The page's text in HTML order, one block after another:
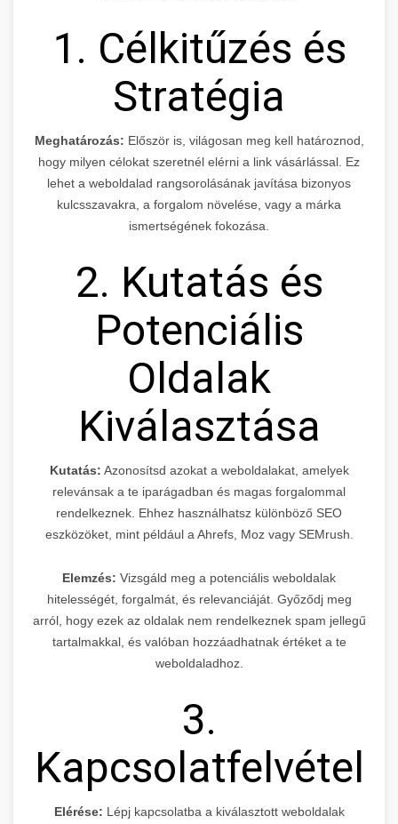
1. Célkitűzés és
Stratégia
Meghatározás: Először is, világosan meg kell határoznod,
hogy milyen célokat szeretnél elérni a link vásárlással. Ez
lehet a weboldalad rangsorolásának javítása bizonyos
kulcsszavakra, a forgalom növelése, vagy a márka
ismertségének fokozása.
2. Kutatás és
Potenciális
Oldalak
Kiválasztása
Kutatás: Azonosítsd azokat a weboldalakat, amelyek
relevánsak a te iparágadban és magas forgalommal
rendelkeznek. Ehhez használhatsz különböző SEO
eszközöket, mint például a Ahrefs, Moz vagy SEMrush.
Elemzés: Vizsgáld meg a potenciális weboldalak
hitelességét, forgalmát, és relevanciáját. Győződj meg
arról, hogy ezek az oldalak nem rendelkeznek spam jellegű
tartalmakkal, és valóban hozzáadhatnak értéket a te
weboldaladhoz.
3.
Kapcsolatfelvétel
Elérése: Lépj kapcsolatba a kiválasztott weboldalak